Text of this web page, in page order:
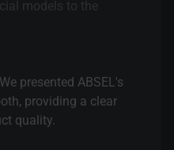
models to the
presented ABSEL's
providing a clear
quality.